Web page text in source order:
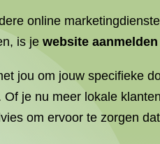
online
is je website aanmelden
jou om jouw specifieke
je nu meer lokale
om ervoor te zorgen